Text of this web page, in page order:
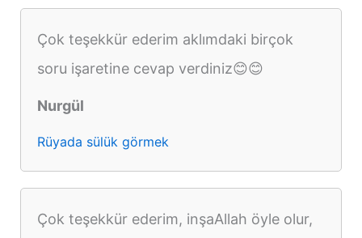
Çok teşekkür ederim aklımdaki birçok
soru işaretine cevap verdiniz😊😊
Nurgül
Rüyada sülük görmek
Çok teşekkür ederim, inşaAllah öyle olur,